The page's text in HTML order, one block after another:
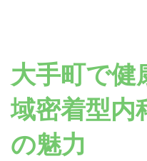
大手町で健
域密着型内
の魅力